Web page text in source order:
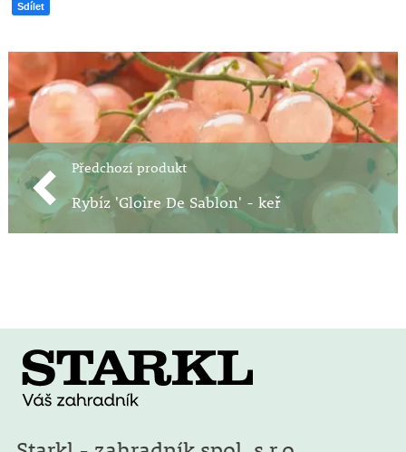
Sdílet
Předchozí produkt
Rybíz 'Gloire De Sablon' - keř